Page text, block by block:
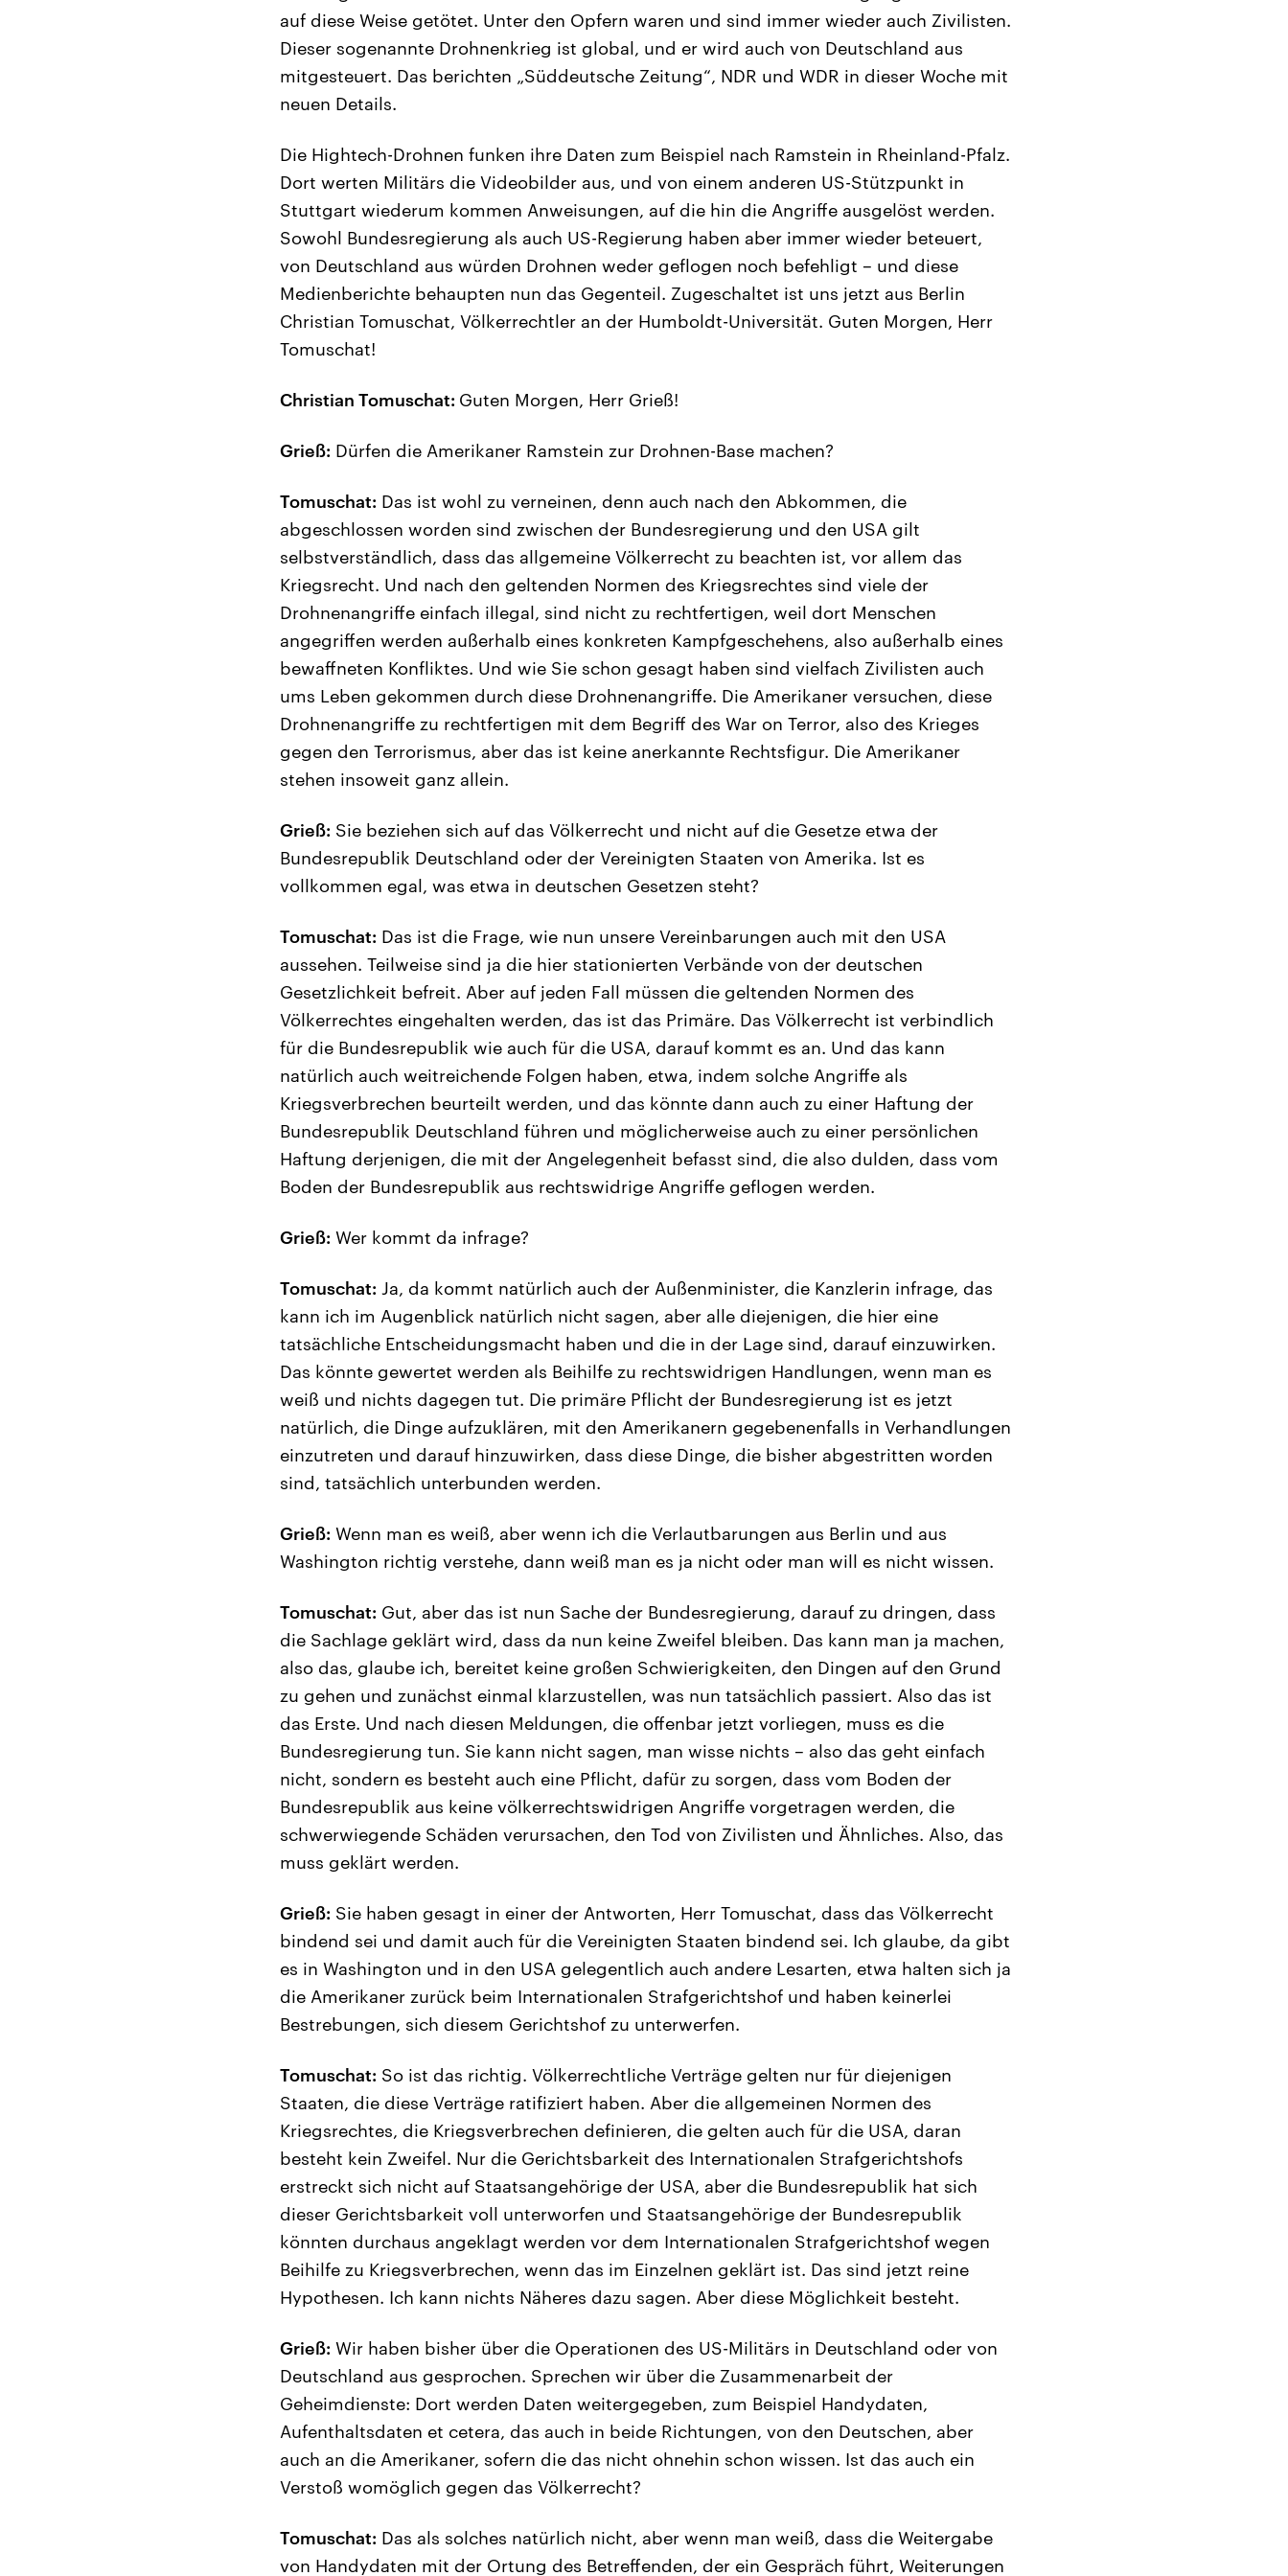
auf diese Weise getötet. Unter den Opfern waren und sind immer wieder auch Zivilisten.
Dieser sogenannte Drohnenkrieg ist global, und er wird auch von Deutschland aus
mitgesteuert. Das berichten „Süddeutsche Zeitung“, NDR und WDR in dieser Woche mit
neuen Details.
Die Hightech-Drohnen funken ihre Daten zum Beispiel nach Ramstein in Rheinland-Pfalz.
Dort werten Militärs die Videobilder aus, und von einem anderen US-Stützpunkt in
Stuttgart wiederum kommen Anweisungen, auf die hin die Angriffe ausgelöst werden.
Sowohl Bundesregierung als auch US-Regierung haben aber immer wieder beteuert,
von Deutschland aus würden Drohnen weder geflogen noch befehligt – und diese
Medienberichte behaupten nun das Gegenteil. Zugeschaltet ist uns jetzt aus Berlin
Christian Tomuschat, Völkerrechtler an der Humboldt-Universität. Guten Morgen, Herr
Tomuschat!
Christian Tomuschat: Guten Morgen, Herr Grieß!
Grieß: Dürfen die Amerikaner Ramstein zur Drohnen-Base machen?
Tomuschat: Das ist wohl zu verneinen, denn auch nach den Abkommen, die
abgeschlossen worden sind zwischen der Bundesregierung und den USA gilt
selbstverständlich, dass das allgemeine Völkerrecht zu beachten ist, vor allem das
Kriegsrecht. Und nach den geltenden Normen des Kriegsrechtes sind viele der
Drohnenangriffe einfach illegal, sind nicht zu rechtfertigen, weil dort Menschen
angegriffen werden außerhalb eines konkreten Kampfgeschehens, also außerhalb eines
bewaffneten Konfliktes. Und wie Sie schon gesagt haben sind vielfach Zivilisten auch
ums Leben gekommen durch diese Drohnenangriffe. Die Amerikaner versuchen, diese
Drohnenangriffe zu rechtfertigen mit dem Begriff des War on Terror, also des Krieges
gegen den Terrorismus, aber das ist keine anerkannte Rechtsfigur. Die Amerikaner
stehen insoweit ganz allein.
Grieß: Sie beziehen sich auf das Völkerrecht und nicht auf die Gesetze etwa der
Bundesrepublik Deutschland oder der Vereinigten Staaten von Amerika. Ist es
vollkommen egal, was etwa in deutschen Gesetzen steht?
Tomuschat: Das ist die Frage, wie nun unsere Vereinbarungen auch mit den USA
aussehen. Teilweise sind ja die hier stationierten Verbände von der deutschen
Gesetzlichkeit befreit. Aber auf jeden Fall müssen die geltenden Normen des
Völkerrechtes eingehalten werden, das ist das Primäre. Das Völkerrecht ist verbindlich
für die Bundesrepublik wie auch für die USA, darauf kommt es an. Und das kann
natürlich auch weitreichende Folgen haben, etwa, indem solche Angriffe als
Kriegsverbrechen beurteilt werden, und das könnte dann auch zu einer Haftung der
Bundesrepublik Deutschland führen und möglicherweise auch zu einer persönlichen
Haftung derjenigen, die mit der Angelegenheit befasst sind, die also dulden, dass vom
Boden der Bundesrepublik aus rechtswidrige Angriffe geflogen werden.
Grieß: Wer kommt da infrage?
Tomuschat: Ja, da kommt natürlich auch der Außenminister, die Kanzlerin infrage, das
kann ich im Augenblick natürlich nicht sagen, aber alle diejenigen, die hier eine
tatsächliche Entscheidungsmacht haben und die in der Lage sind, darauf einzuwirken.
Das könnte gewertet werden als Beihilfe zu rechtswidrigen Handlungen, wenn man es
weiß und nichts dagegen tut. Die primäre Pflicht der Bundesregierung ist es jetzt
natürlich, die Dinge aufzuklären, mit den Amerikanern gegebenenfalls in Verhandlungen
einzutreten und darauf hinzuwirken, dass diese Dinge, die bisher abgestritten worden
sind, tatsächlich unterbunden werden.
Grieß: Wenn man es weiß, aber wenn ich die Verlautbarungen aus Berlin und aus
Washington richtig verstehe, dann weiß man es ja nicht oder man will es nicht wissen.
Tomuschat: Gut, aber das ist nun Sache der Bundesregierung, darauf zu dringen, dass
die Sachlage geklärt wird, dass da nun keine Zweifel bleiben. Das kann man ja machen,
also das, glaube ich, bereitet keine großen Schwierigkeiten, den Dingen auf den Grund
zu gehen und zunächst einmal klarzustellen, was nun tatsächlich passiert. Also das ist
das Erste. Und nach diesen Meldungen, die offenbar jetzt vorliegen, muss es die
Bundesregierung tun. Sie kann nicht sagen, man wisse nichts – also das geht einfach
nicht, sondern es besteht auch eine Pflicht, dafür zu sorgen, dass vom Boden der
Bundesrepublik aus keine völkerrechtswidrigen Angriffe vorgetragen werden, die
schwerwiegende Schäden verursachen, den Tod von Zivilisten und Ähnliches. Also, das
muss geklärt werden.
Grieß: Sie haben gesagt in einer der Antworten, Herr Tomuschat, dass das Völkerrecht
bindend sei und damit auch für die Vereinigten Staaten bindend sei. Ich glaube, da gibt
es in Washington und in den USA gelegentlich auch andere Lesarten, etwa halten sich ja
die Amerikaner zurück beim Internationalen Strafgerichtshof und haben keinerlei
Bestrebungen, sich diesem Gerichtshof zu unterwerfen.
Tomuschat: So ist das richtig. Völkerrechtliche Verträge gelten nur für diejenigen
Staaten, die diese Verträge ratifiziert haben. Aber die allgemeinen Normen des
Kriegsrechtes, die Kriegsverbrechen definieren, die gelten auch für die USA, daran
besteht kein Zweifel. Nur die Gerichtsbarkeit des Internationalen Strafgerichtshofs
erstreckt sich nicht auf Staatsangehörige der USA, aber die Bundesrepublik hat sich
dieser Gerichtsbarkeit voll unterworfen und Staatsangehörige der Bundesrepublik
könnten durchaus angeklagt werden vor dem Internationalen Strafgerichtshof wegen
Beihilfe zu Kriegsverbrechen, wenn das im Einzelnen geklärt ist. Das sind jetzt reine
Hypothesen. Ich kann nichts Näheres dazu sagen. Aber diese Möglichkeit besteht.
Grieß: Wir haben bisher über die Operationen des US-Militärs in Deutschland oder von
Deutschland aus gesprochen. Sprechen wir über die Zusammenarbeit der
Geheimdienste: Dort werden Daten weitergegeben, zum Beispiel Handydaten,
Aufenthaltsdaten et cetera, das auch in beide Richtungen, von den Deutschen, aber
auch an die Amerikaner, sofern die das nicht ohnehin schon wissen. Ist das auch ein
Verstoß womöglich gegen das Völkerrecht?
Tomuschat: Das als solches natürlich nicht, aber wenn man weiß, dass die Weitergabe
von Handydaten mit der Ortung des Betreffenden, der ein Gespräch führt, Weiterungen